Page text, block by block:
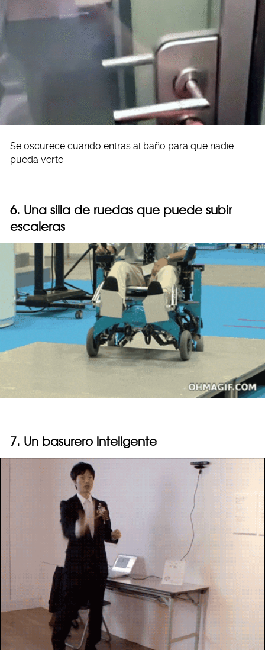
Se oscurece cuando entras al baño para que nadie
pueda verte.
6. Una silla de ruedas que puede subir
escaleras
7. Un basurero inteligente